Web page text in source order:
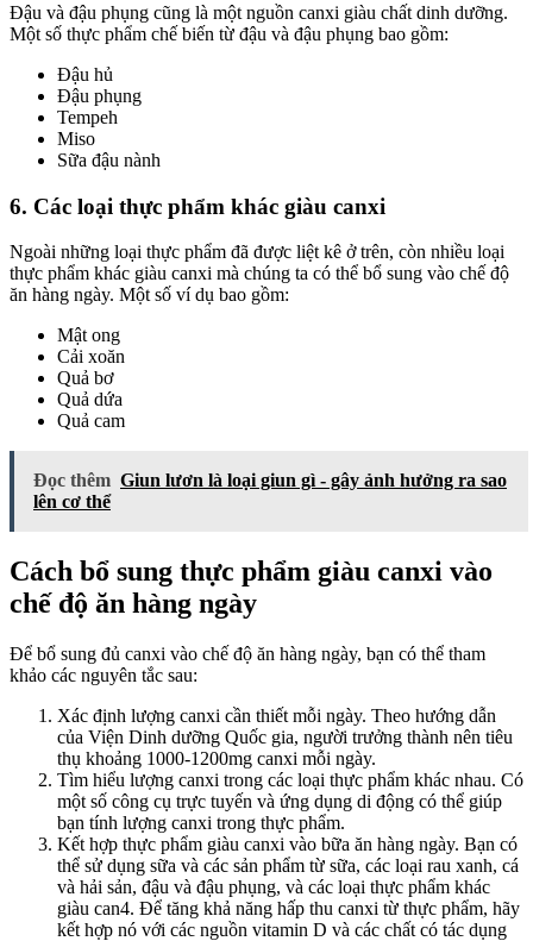
Đậu và đậu phụng cũng là một nguồn canxi giàu chất dinh dưỡng.
Một số thực phẩm chế biến từ đậu và đậu phụng bao gồm:
Đậu hủ
Đậu phụng
Tempeh
Miso
Sữa đậu nành
6. Các loại thực phẩm khác giàu canxi
Ngoài những loại thực phẩm đã được liệt kê ở trên, còn nhiều loại
thực phẩm khác giàu canxi mà chúng ta có thể bổ sung vào chế độ
ăn hàng ngày. Một số ví dụ bao gồm:
Mật ong
Cải xoăn
Quả bơ
Quả dứa
Quả cam
Đọc thêm Giun lươn là loại giun gì - gây ảnh hưởng ra sao
lên cơ thể
Cách bổ sung thực phẩm giàu canxi vào
chế độ ăn hàng ngày
Để bổ sung đủ canxi vào chế độ ăn hàng ngày, bạn có thể tham
khảo các nguyên tắc sau:
Xác định lượng canxi cần thiết mỗi ngày. Theo hướng dẫn
của Viện Dinh dưỡng Quốc gia, người trưởng thành nên tiêu
thụ khoảng 1000-1200mg canxi mỗi ngày.
Tìm hiểu lượng canxi trong các loại thực phẩm khác nhau. Có
một số công cụ trực tuyến và ứng dụng di động có thể giúp
bạn tính lượng canxi trong thực phẩm.
Kết hợp thực phẩm giàu canxi vào bữa ăn hàng ngày. Bạn có
thể sử dụng sữa và các sản phẩm từ sữa, các loại rau xanh, cá
và hải sản, đậu và đậu phụng, và các loại thực phẩm khác
giàu can4. Để tăng khả năng hấp thu canxi từ thực phẩm, hãy
kết hợp nó với các nguồn vitamin D và các chất có tác dụng